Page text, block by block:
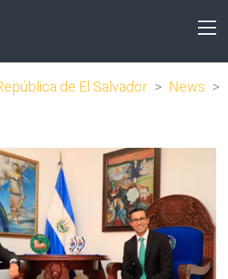
de El Salvador > News >